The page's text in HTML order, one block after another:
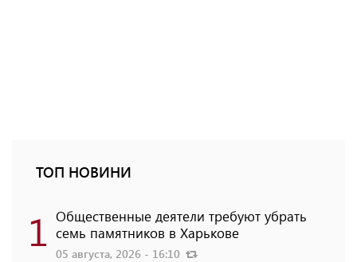
ТОП НОВИНИ
1 Общественные деятели требуют убрать
семь памятников в Харькове
05 августа, 2026 - 16:10